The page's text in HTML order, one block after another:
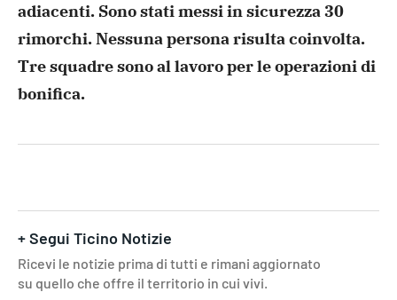
adiacenti. Sono stati messi in sicurezza 30
rimorchi. Nessuna persona risulta coinvolta.
Tre squadre sono al lavoro per le operazioni di
bonifica.
+ Segui Ticino Notizie
Ricevi le notizie prima di tutti e rimani aggiornato
su quello che offre il territorio in cui vivi.